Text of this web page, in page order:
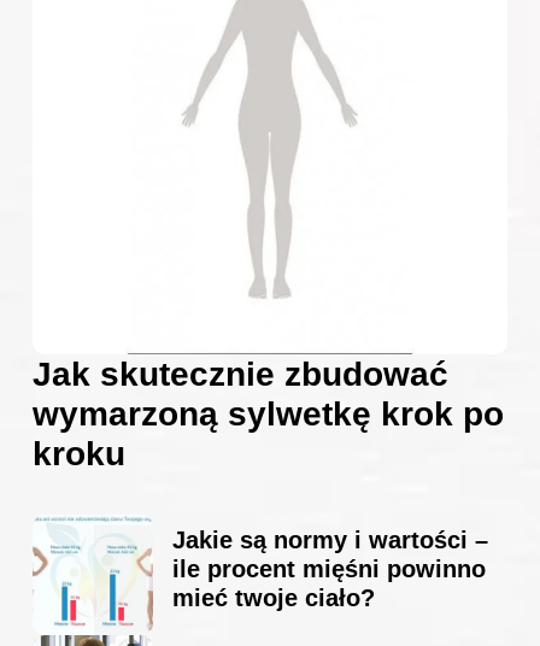
Jak skutecznie zbudować
wymarzoną sylwetkę krok po
kroku
Jakie są normy i wartości –
ile procent mięśni powinno
mieć twoje ciało?